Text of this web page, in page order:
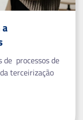
de processos de
terceirização